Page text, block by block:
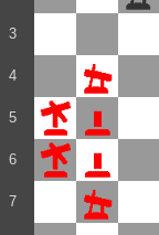
3
4
5
6
7